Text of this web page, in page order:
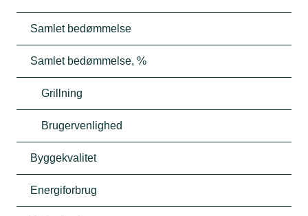
Samlet bedømmelse
Samlet bedømmelse, %
Grillning
Brugervenlighed
Byggekvalitet
Energiforbrug